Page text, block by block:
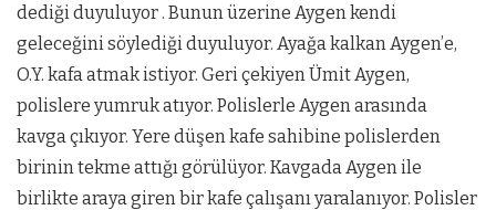
dediği duyuluyor . Bunun üzerine Aygen kendi
geleceğini söylediği duyuluyor. Ayağa kalkan Aygen’e,
O.Y. kafa atmak istiyor. Geri çekiyen Ümit Aygen,
polislere yumruk atıyor. Polislerle Aygen arasında
kavga çıkıyor. Yere düşen kafe sahibine polislerden
birinin tekme attığı görülüyor. Kavgada Aygen ile
birlikte araya giren bir kafe çalışanı yaralanıyor. Polisler